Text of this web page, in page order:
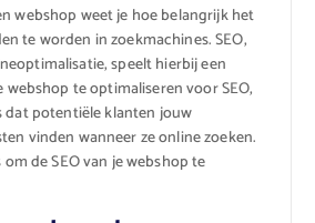
webshop weet je hoe belangrijk het
te worden in zoekmachines. SEO,
speelt hierbij een
te optimaliseren voor SEO,
dat potentiële klanten jouw
vinden wanneer ze online zoeken.
de SEO van je webshop te